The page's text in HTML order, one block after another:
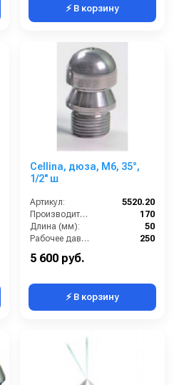
⚡ В корзину
Cellina, дюза, M6, 35°,
1/2'' ш
Артикул:
5520.20
Производительность (л/мин):
170
Длина (мм):
50
Рабочее давление (бар):
250
5 600 руб.
⚡ В корзину